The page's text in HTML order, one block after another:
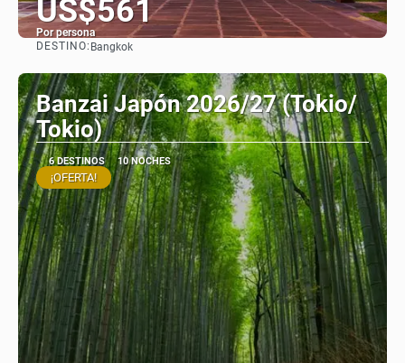
US$561
Por persona
DESTINO: Bangkok
Banzai Japón 2026/27 (Tokio/
Tokio)
6 DESTINOS 10 NOCHES
¡OFERTA!